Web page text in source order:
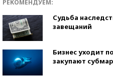
РЕКОМЕНДУЕМ:
Судьба
завещаний
Бизнес уходит
закупают